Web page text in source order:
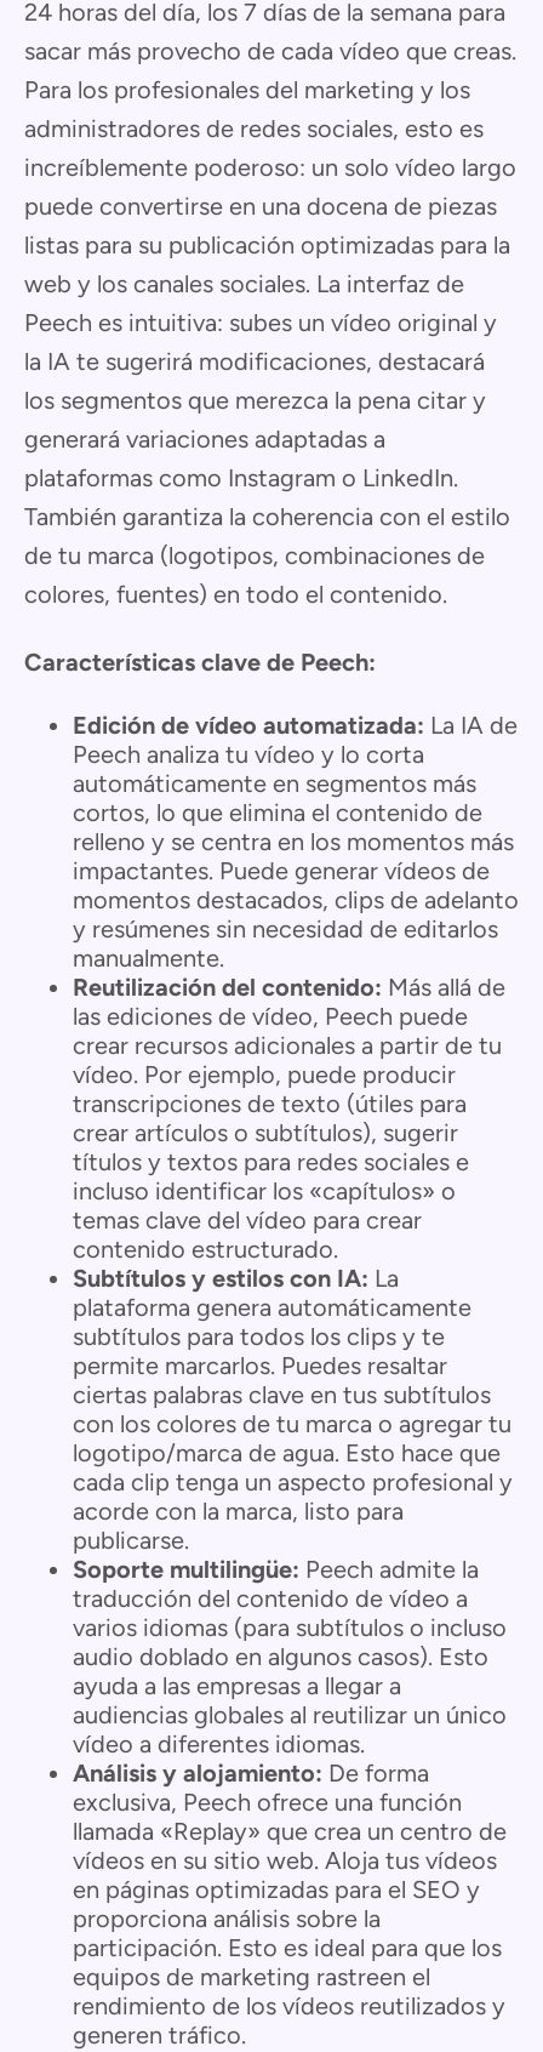
24 horas del día, los 7 días de la semana para
sacar más provecho de cada vídeo que creas.
Para los profesionales del marketing y los
administradores de redes sociales, esto es
increíblemente poderoso: un solo vídeo largo
puede convertirse en una docena de piezas
listas para su publicación optimizadas para la
web y los canales sociales. La interfaz de
Peech es intuitiva: subes un vídeo original y
la IA te sugerirá modificaciones, destacará
los segmentos que merezca la pena citar y
generará variaciones adaptadas a
plataformas como Instagram o LinkedIn.
También garantiza la coherencia con el estilo
de tu marca (logotipos, combinaciones de
colores, fuentes) en todo el contenido.
Características clave de Peech:
Edición de vídeo automatizada: La IA de
Peech analiza tu vídeo y lo corta
automáticamente en segmentos más
cortos, lo que elimina el contenido de
relleno y se centra en los momentos más
impactantes. Puede generar vídeos de
momentos destacados, clips de adelanto
y resúmenes sin necesidad de editarlos
manualmente.
Reutilización del contenido: Más allá de
las ediciones de vídeo, Peech puede
crear recursos adicionales a partir de tu
vídeo. Por ejemplo, puede producir
transcripciones de texto (útiles para
crear artículos o subtítulos), sugerir
títulos y textos para redes sociales e
incluso identificar los «capítulos» o
temas clave del vídeo para crear
contenido estructurado.
Subtítulos y estilos con IA: La
plataforma genera automáticamente
subtítulos para todos los clips y te
permite marcarlos. Puedes resaltar
ciertas palabras clave en tus subtítulos
con los colores de tu marca o agregar tu
logotipo/marca de agua. Esto hace que
cada clip tenga un aspecto profesional y
acorde con la marca, listo para
publicarse.
Soporte multilingüe: Peech admite la
traducción del contenido de vídeo a
varios idiomas (para subtítulos o incluso
audio doblado en algunos casos). Esto
ayuda a las empresas a llegar a
audiencias globales al reutilizar un único
vídeo a diferentes idiomas.
Análisis y alojamiento: De forma
exclusiva, Peech ofrece una función
llamada «Replay» que crea un centro de
vídeos en su sitio web. Aloja tus vídeos
en páginas optimizadas para el SEO y
proporciona análisis sobre la
participación. Esto es ideal para que los
equipos de marketing rastreen el
rendimiento de los vídeos reutilizados y
generen tráfico.